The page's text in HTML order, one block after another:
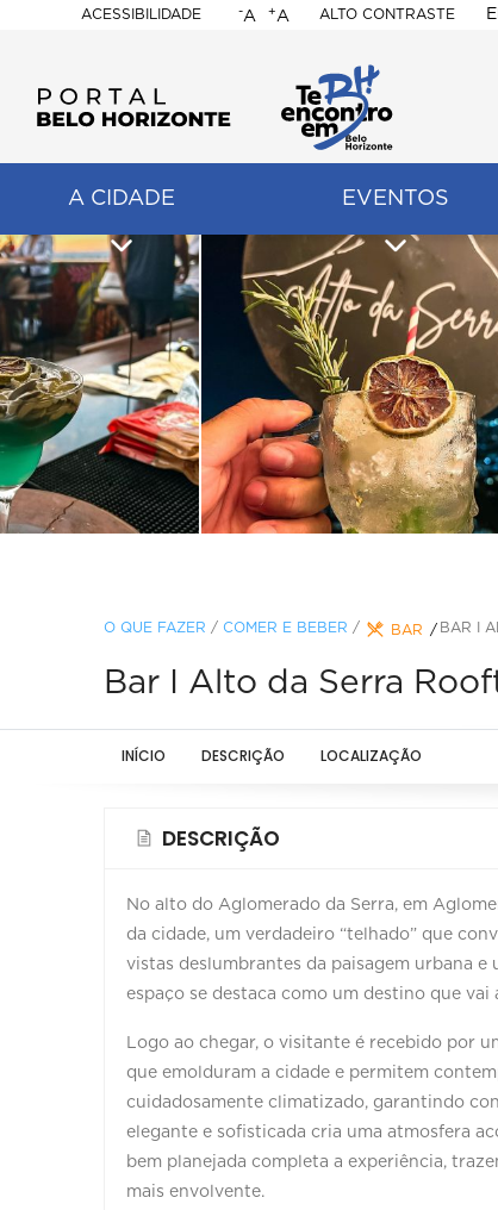
ACESSIBILIDADE
BELO
HORIZONTE
-A +A ALTO CONTRASTE
A CIDADE EVENTOS
O QUE FAZER / COMER E BEBER / BAR BAR I
Bar I Alto da Serra
INÍCIO DESCRIÇÃO LOCALIZAÇÃO
DESCRIÇÃO
No alto do Aglomerado da Serra, em
da cidade, um verdadeiro “telhado” que
vistas deslumbrantes da paisagem urbana
espaço se destaca como um destino que vai
Logo ao chegar, o visitante é recebido por
que emolduram a cidade e permitem
cuidadosamente climatizado, garantindo
elegante e sofisticada cria uma atmosfera
bem planejada completa a experiência,
mais envolvente.